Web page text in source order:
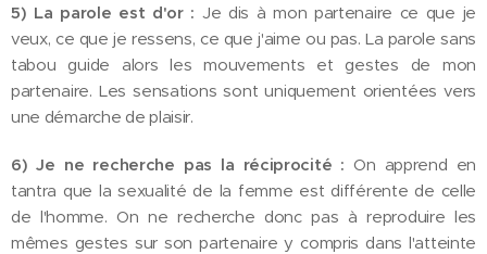
5) La parole est d'or : Je dis à mon partenaire ce que je
veux, ce que je ressens, ce que j'aime ou pas. La parole sans
tabou guide alors les mouvements et gestes de mon
partenaire. Les sensations sont uniquement orientées vers
une démarche de plaisir.
6) Je ne recherche pas la réciprocité : On apprend en
tantra que la sexualité de la femme est différente de celle
de l'homme. On ne recherche donc pas à reproduire les
mêmes gestes sur son partenaire y compris dans l'atteinte